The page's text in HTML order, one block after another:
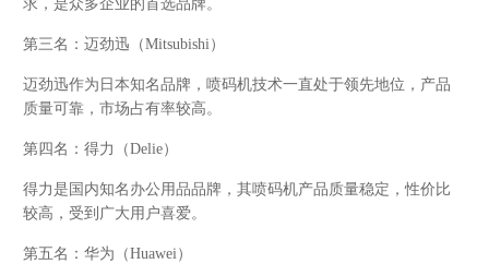
求，是众多企业的首选品牌。
第三名：迈劲迅（Mitsubishi）
迈劲迅作为日本知名品牌，喷码机技术一直处于领先地位，产品
质量可靠，市场占有率较高。
第四名：得力（Delie）
得力是国内知名办公用品品牌，其喷码机产品质量稳定，性价比
较高，受到广大用户喜爱。
第五名：华为（Huawei）